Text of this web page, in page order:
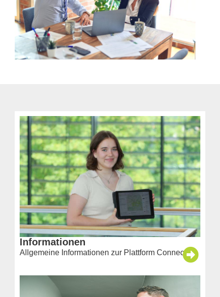
Informationen
Allgemeine Informationen zur Plattform Connect